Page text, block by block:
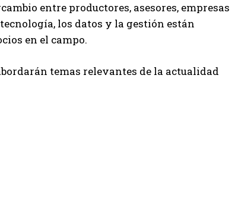
entre productores, asesores, empresas
los datos y la gestión están
en el campo.
temas relevantes de la actualidad